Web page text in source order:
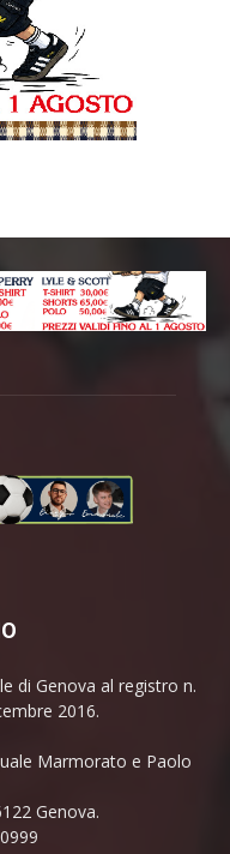
di Genova al registro n.
2016.
Marmorato e Paolo
Genova.